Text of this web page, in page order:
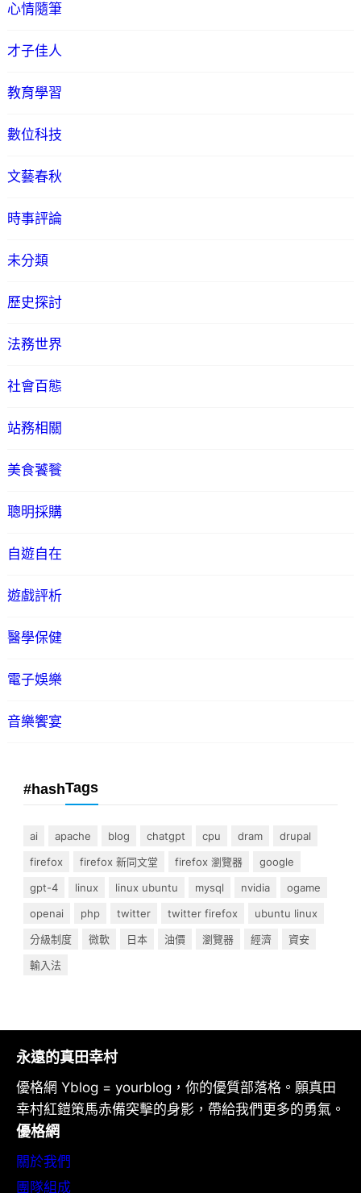
心情隨筆
才子佳人
教育學習
數位科技
文藝春秋
時事評論
未分類
歷史探討
法務世界
社會百態
站務相關
美食饕餮
聰明採購
自遊自在
遊戲評析
醫學保健
電子娛樂
音樂饗宴
#hashTags
ai apache blog chatgpt cpu dram
drupal
firefox
firefox 新同文堂 firefox 瀏覽器
google
gpt-4
linux linux ubuntu mysql nvidia
ogame
openai
php twitter twitter firefox
ubuntu linux
分級制度
微軟 日本 油價 瀏覽器 經濟
資安
輸入法
永遠的真田幸村
優格網 Yblog = yourblog，你的優質部落格。願真田
幸村紅鎧策馬赤備突擊的身影，帶給我們更多的勇氣。
優格網
關於我們
團隊組成